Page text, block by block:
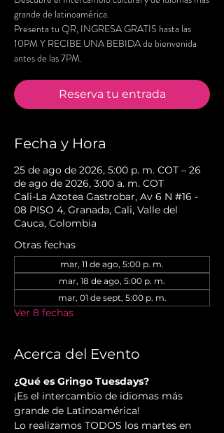
grande de latinoamérica.
Presenta tu QR, INGRESA GRATIS hasta las
10PM Y RECIBE UNA BEBIDA de bienvenida
antes de las 7PM.
Reserva tu entrada
Fecha y Hora
25 de ago de 2026, 5:00 p. m. COT – 26
de ago de 2026, 3:00 a. m. COT
Cali-La Azotea Gastrobar, Av 6 N #16 -
08 PISO 4, Granada, Cali, Valle del
Cauca, Colombia
Otras fechas
mar, 11 de ago, 5:00 p. m.
mar, 18 de ago, 5:00 p. m.
mar, 01 de sept, 5:00 p. m.
Ver 8 fechas
Acerca del Evento
¿Qué es Gringo Tuesdays?
¡Es el intercambio de idiomas más
grande de Latinoamérica!
Lo realizamos TODOS los martes en